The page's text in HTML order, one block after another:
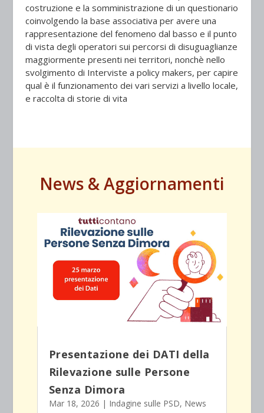
costruzione e la somministrazione di un questionario
coinvolgendo la base associativa per avere una
rappresentazione del fenomeno dal basso e il punto
di vista degli operatori sui percorsi di disuguaglianze
maggiormente presenti nei territori, nonchè nello
svolgimento di Interviste a policy makers, per capire
qual è il funzionamento dei vari servizi a livello locale,
e raccolta di storie di vita
News & Aggiornamenti
Presentazione dei DATI della
Rilevazione sulle Persone
Senza Dimora
Mar 18, 2026 | Indagine sulle PSD, News